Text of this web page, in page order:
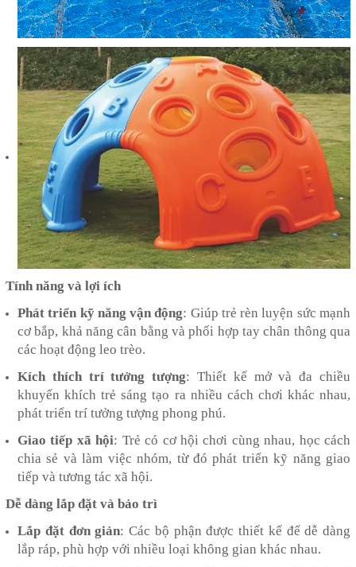
Tính năng và lợi ích
Phát triển kỹ năng vận động: Giúp trẻ rèn luyện sức mạnh
cơ bắp, khả năng cân bằng và phối hợp tay chân thông qua
các hoạt động leo trèo.
Kích thích trí tưởng tượng: Thiết kế mở và đa chiều
khuyến khích trẻ sáng tạo ra nhiều cách chơi khác nhau,
phát triển trí tưởng tượng phong phú.
Giao tiếp xã hội: Trẻ có cơ hội chơi cùng nhau, học cách
chia sẻ và làm việc nhóm, từ đó phát triển kỹ năng giao
tiếp và tương tác xã hội.
Dễ dàng lắp đặt và bảo trì
Lắp đặt đơn giản: Các bộ phận được thiết kế để dễ dàng
lắp ráp, phù hợp với nhiều loại không gian khác nhau.